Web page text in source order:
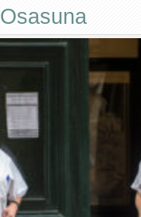
Osasuna